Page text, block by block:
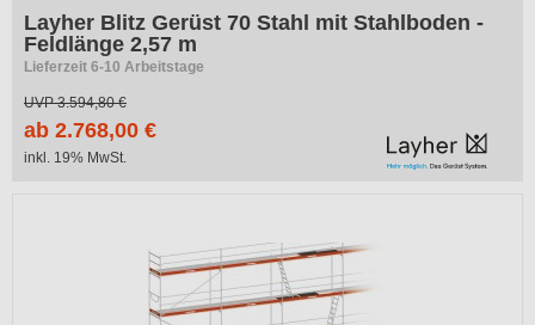
Layher Blitz Gerüst 70 Stahl mit Stahlboden -
Feldlänge 2,57 m
Lieferzeit 6-10 Arbeitstage
UVP3.594,80 €
ab 2.768,00 €
inkl. 19% MwSt.